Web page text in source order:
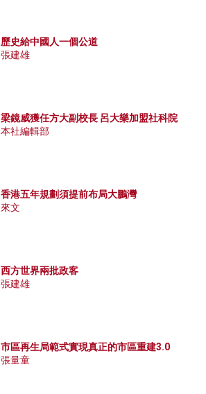
歷史給中國人一個公道
張建雄
梁鏡威獲任方大副校長 呂大樂加盟社科院
本社編輯部
香港五年規劃須提前布局大鵬灣
來文
西方世界兩批政客
張建雄
市區再生局範式實現真正的市區重建3.0
張量童